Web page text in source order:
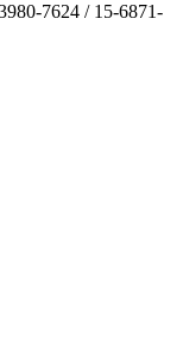
7624 / 15-6871-